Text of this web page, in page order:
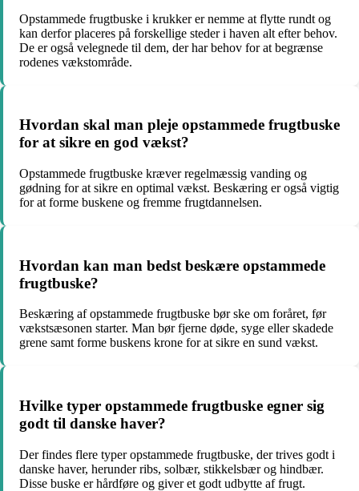
Opstammede frugtbuske i krukker er nemme at flytte rundt og
kan derfor placeres på forskellige steder i haven alt efter behov.
De er også velegnede til dem, der har behov for at begrænse
rodenes vækstområde.
Hvordan skal man pleje opstammede frugtbuske
for at sikre en god vækst?
Opstammede frugtbuske kræver regelmæssig vanding og
gødning for at sikre en optimal vækst. Beskæring er også vigtig
for at forme buskene og fremme frugtdannelsen.
Hvordan kan man bedst beskære opstammede
frugtbuske?
Beskæring af opstammede frugtbuske bør ske om foråret, før
vækstsæsonen starter. Man bør fjerne døde, syge eller skadede
grene samt forme buskens krone for at sikre en sund vækst.
Hvilke typer opstammede frugtbuske egner sig
godt til danske haver?
Der findes flere typer opstammede frugtbuske, der trives godt i
danske haver, herunder ribs, solbær, stikkelsbær og hindbær.
Disse buske er hårdføre og giver et godt udbytte af frugt.